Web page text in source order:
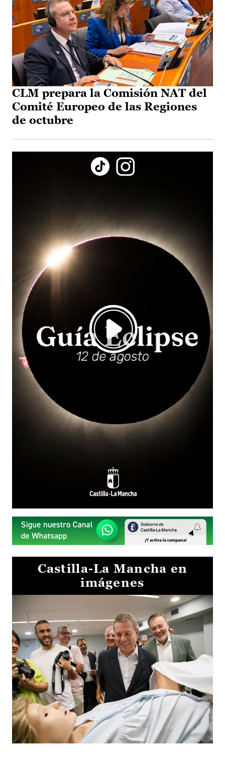
CLM prepara la Comisión NAT del
Comité Europeo de las Regiones
de octubre
Castilla-La Mancha en
imágenes